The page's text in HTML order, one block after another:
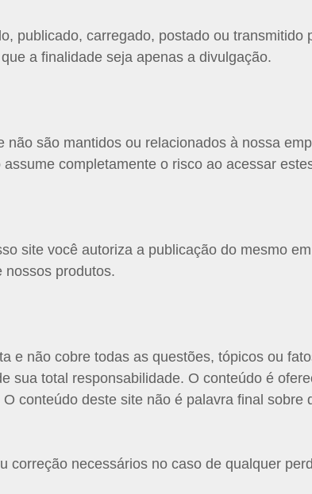
publicado, carregado, postado ou transmitido
a finalidade seja apenas a divulgação.
são mantidos ou relacionados à nossa
completamente o risco ao acessar
site você autoriza a publicação do mesmo
nossos produtos.
e não cobre todas as questões, tópicos ou
sua total responsabilidade. O conteúdo é
conteúdo deste site não é palavra final sobre
correção necessários no caso de qualquer